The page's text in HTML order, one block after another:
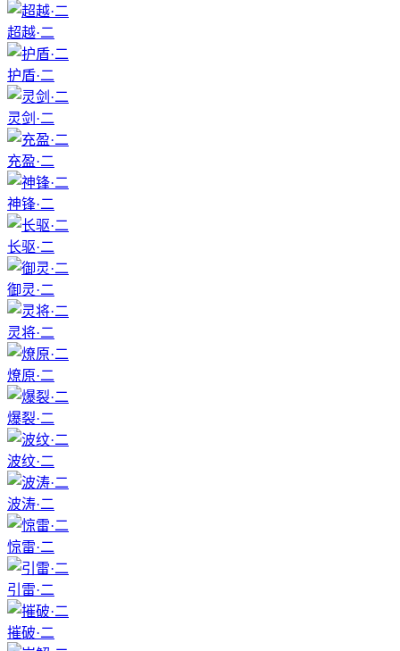
超越·二
护盾·二
灵剑·二
充盈·二
神锋·二
长驱·二
御灵·二
灵将·二
燎原·二
爆裂·二
波纹·二
波涛·二
惊雷·二
引雷·二
摧破·二